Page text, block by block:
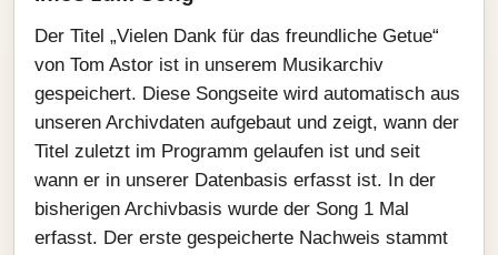
Der Titel „Vielen Dank für das freundliche Getue“
von Tom Astor ist in unserem Musikarchiv
gespeichert. Diese Songseite wird automatisch aus
unseren Archivdaten aufgebaut und zeigt, wann der
Titel zuletzt im Programm gelaufen ist und seit
wann er in unserer Datenbasis erfasst ist. In der
bisherigen Archivbasis wurde der Song 1 Mal
erfasst. Der erste gespeicherte Nachweis stammt